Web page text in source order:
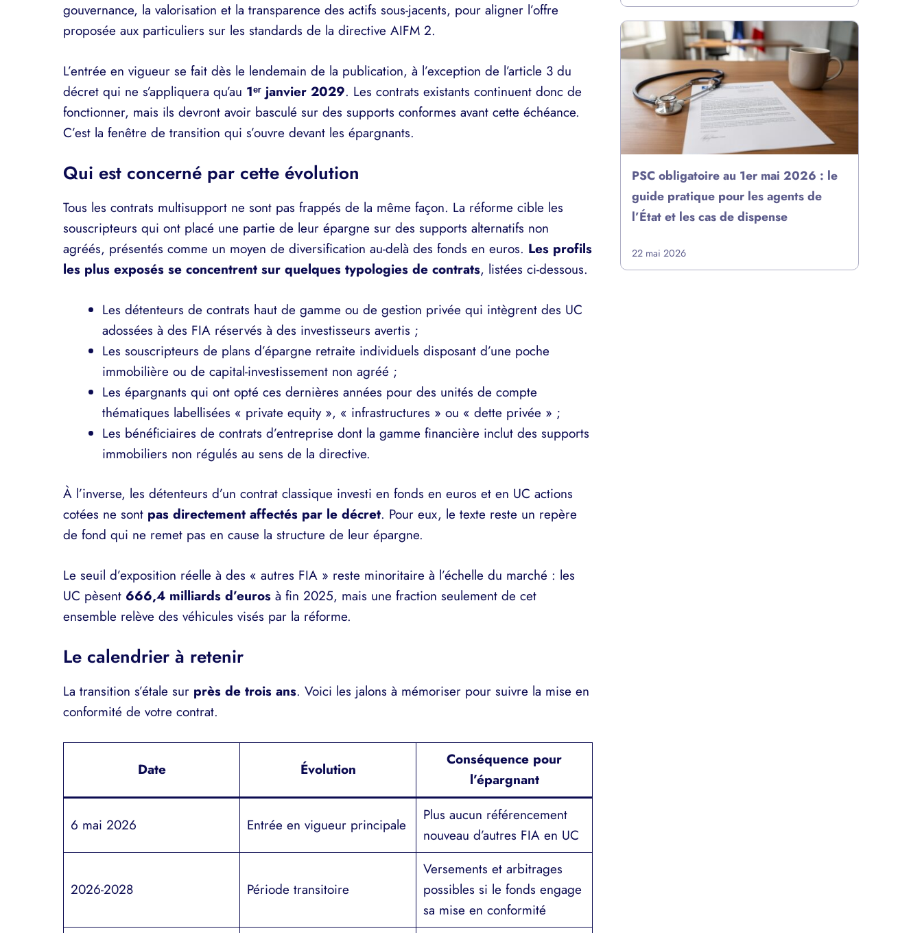
gouvernance, la valorisation et la transparence des actifs sous-jacents, pour aligner l’offre
proposée aux particuliers sur les standards de la directive AIFM 2.
L’entrée en vigueur se fait dès le lendemain de la publication, à l’exception de l’article 3 du
décret qui ne s’appliquera qu’au 1ᵉʳ janvier 2029. Les contrats existants continuent donc de
fonctionner, mais ils devront avoir basculé sur des supports conformes avant cette échéance.
C’est la fenêtre de transition qui s’ouvre devant les épargnants.
Qui est concerné par cette évolution
Tous les contrats multisupport ne sont pas frappés de la même façon. La réforme cible les
souscripteurs qui ont placé une partie de leur épargne sur des supports alternatifs non
agréés, présentés comme un moyen de diversification au-delà des fonds en euros. Les profils
les plus exposés se concentrent sur quelques typologies de contrats, listées ci-dessous.
Les détenteurs de contrats haut de gamme ou de gestion privée qui intègrent des UC
adossées à des FIA réservés à des investisseurs avertis ;
Les souscripteurs de plans d’épargne retraite individuels disposant d’une poche
immobilière ou de capital-investissement non agréé ;
Les épargnants qui ont opté ces dernières années pour des unités de compte
thématiques labellisées « private equity », « infrastructures » ou « dette privée » ;
Les bénéficiaires de contrats d’entreprise dont la gamme financière inclut des supports
immobiliers non régulés au sens de la directive.
À l’inverse, les détenteurs d’un contrat classique investi en fonds en euros et en UC actions
cotées ne sont pas directement affectés par le décret. Pour eux, le texte reste un repère
de fond qui ne remet pas en cause la structure de leur épargne.
Le seuil d’exposition réelle à des « autres FIA » reste minoritaire à l’échelle du marché : les
UC pèsent 666,4 milliards d’euros à fin 2025, mais une fraction seulement de cet
ensemble relève des véhicules visés par la réforme.
Le calendrier à retenir
La transition s’étale sur près de trois ans. Voici les jalons à mémoriser pour suivre la mise en
conformité de votre contrat.
Date Évolution
Conséquence pour
l’épargnant
6 mai 2026 Entrée en vigueur principale
Plus aucun référencement
nouveau d’autres FIA en UC
2026-2028 Période transitoire
Versements et arbitrages
possibles si le fonds engage
sa mise en conformité
PSC obligatoire au 1er mai 2026 : le
guide pratique pour les agents de
l’État et les cas de dispense
22 mai 2026